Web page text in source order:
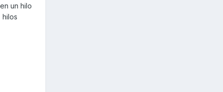
un hilo
hilos